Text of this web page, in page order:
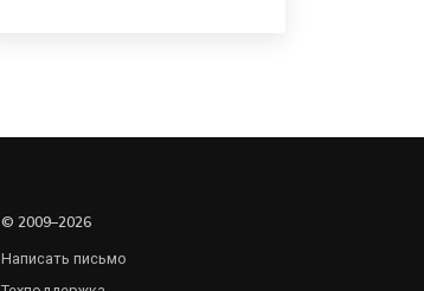
© 2009–2026
Написать письмо